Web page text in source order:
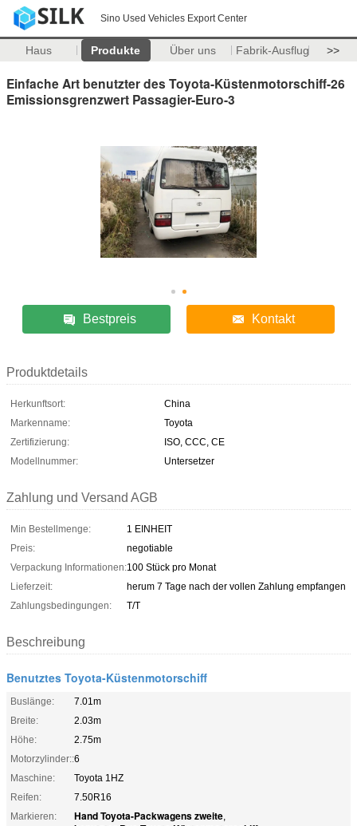
Sino Used Vehicles Export Center
Haus Produkte Über uns Fabrik-Ausflug >>
Einfache Art benutzter des Toyota-Küstenmotorschiff-26
Emissionsgrenzwert Passagier-Euro-3
Bestpreis Kontakt
Produktdetails
Herkunftsort:
China
Markenname:
Toyota
Zertifizierung:
ISO, CCC, CE
Modellnummer:
Untersetzer
Zahlung und Versand AGB
Min Bestellmenge:
1 EINHEIT
Preis:
negotiable
Verpackung Informationen:100 Stück pro Monat
Lieferzeit:
herum 7 Tage nach der vollen Zahlung empfangen
Zahlungsbedingungen:
T/T
Beschreibung
Benutztes Toyota-Küstenmotorschiff
Buslänge:
7.01m
Breite:
2.03m
Höhe:
2.75m
Motorzylinder::6
Maschine:
Toyota 1HZ
Reifen:
7.50R16
Markieren:
Hand Toyota-Packwagens zweite,